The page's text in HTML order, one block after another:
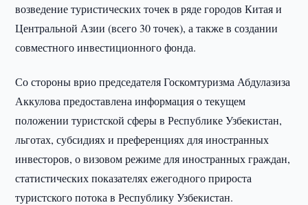
возведение туристических точек в ряде городов Китая и
Центральной Азии (всего 30 точек), а также в создании
совместного инвестиционного фонда.
Со стороны врио председателя Госкомтуризма Абдулазиза
Аккулова предоставлена информация о текущем
положении туристской сферы в Республике Узбекистан,
льготах, субсидиях и преференциях для иностранных
инвесторов, о визовом режиме для иностранных граждан,
статистических показателях ежегодного прироста
туристского потока в Республику Узбекистан.